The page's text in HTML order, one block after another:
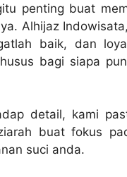
penting buat
Alhijaz
baik, dan
bagi siapa
detail, kami
buat fokus
suci anda.